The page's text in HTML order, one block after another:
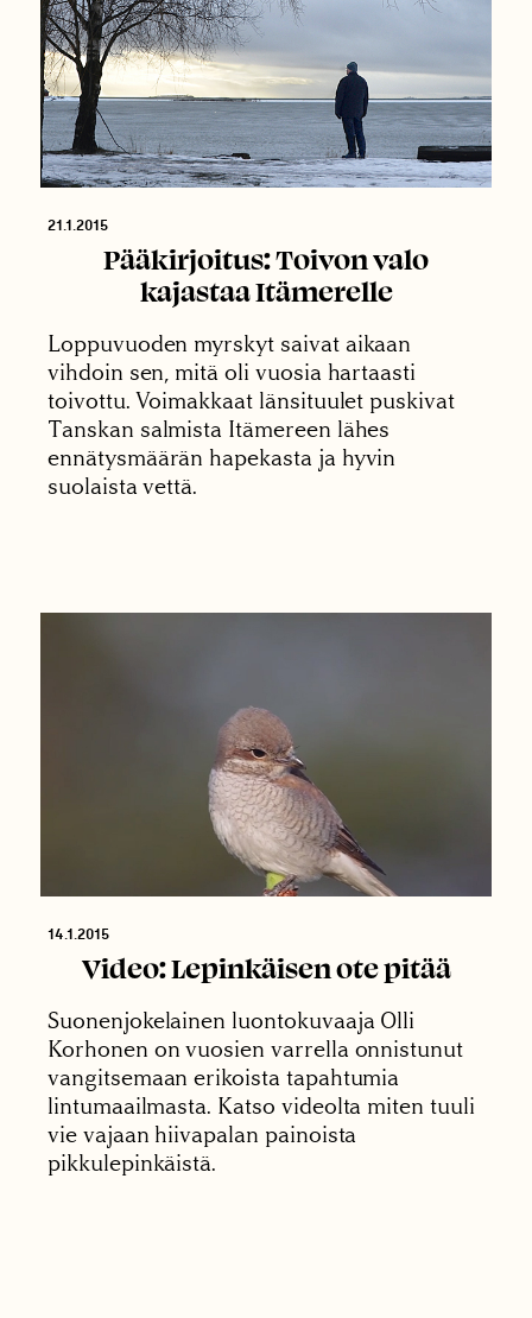
21.1.2015
Pääkirjoitus: Toivon valo
kajastaa Itämerelle
Loppuvuoden myrskyt saivat aikaan
vihdoin sen, mitä oli vuosia hartaasti
toivottu. Voimakkaat länsituulet puskivat
Tanskan salmista Itämereen lähes
ennätysmäärän hapekasta ja hyvin
suolaista vettä.
14.1.2015
Video: Lepinkäisen ote pitää
Suonenjokelainen luontokuvaaja Olli
Korhonen on vuosien varrella onnistunut
vangitsemaan erikoista tapahtumia
lintumaailmasta. Katso videolta miten tuuli
vie vajaan hiivapalan painoista
pikkulepinkäistä.